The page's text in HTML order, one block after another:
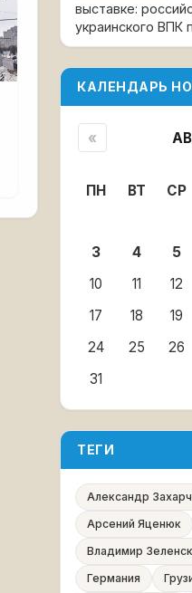
выставке:
украинского ВПК
КАЛЕНДАРЬ
«
ПН ВТ СР
3
4 5
10
11 12
17
18 19
24
25 26
31
ТЕГИ
Александр
Арсений Яценюк
Владимир
Германия